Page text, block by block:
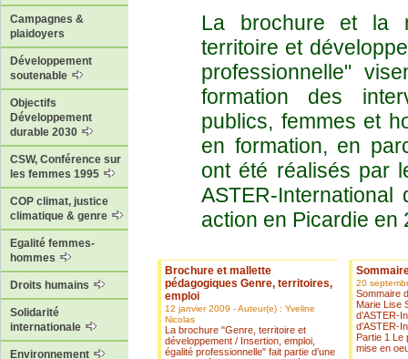
Campagnes &
plaidoyers
Développement
soutenable
Objectifs
Développement
durable 2030
CSW, Conférence sur
les femmes 1995
COP climat, justice
climatique & genre
Egalité femmes-
hommes
Droits humains
Solidarité
internationale
Environnement
La brochure et la
territoire et
professionnelle"
formation des
publics, femmes et
en formation, en
ont été réalisés par
ASTER-International
action en Picardie en
Brochure et mallette
pédagogiques Genre, territoires,
emploi
12 janvier 2009 - Auteur(e) : Yveline
Nicolas
La brochure "Genre, territoire et
développement / Insertion, emploi,
égalité professionnelle" fait partie d’une
20
Sommaire
Marie Lise
d’ASTER-
d’ASTER-
Partie 1 Le
mise en